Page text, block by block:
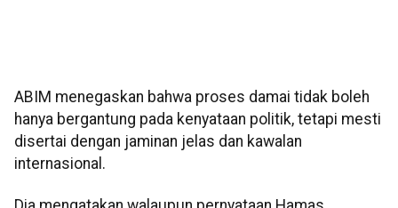
ABIM menegaskan bahwa proses damai tidak boleh
hanya bergantung pada kenyataan politik, tetapi mesti
disertai dengan jaminan jelas dan kawalan
internasional.